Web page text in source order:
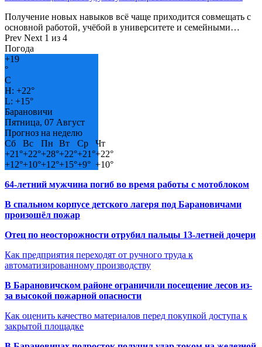
Получение новых навыков всё чаще приходится совмещать с
основной работой, учёбой в университете и семейными…
Prev Next 1 из 4
Погода
+19
°
C
H: +22°
L: +15°
Барановичи
Пятница, 07 Август
Прогноз на неделю
Сб
Вс Пн Вт Ср
Чт
+21°+22°+28°+22°+21°+22°
+12°+10°+12°+15°+9° +10°
64-летний мужчина погиб во время работы с мотоблоком
В спальном корпусе детского лагеря под Барановичами
произошёл пожар
Отец по неосторожности отрубил пальцы 13-летней дочери
Как предприятия переходят от ручного труда к
автоматизированному производству
В Барановичском районе ограничили посещение лесов из-
за высокой пожарной опасности
Как оценить качество материалов перед покупкой доступа к
закрытой площадке